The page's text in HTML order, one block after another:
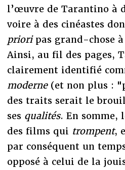
l’œuvre de Tarantino à
voire à des cinéastes
priori pas grand-chose
Ainsi, au fil des pages,
clairement identifié
moderne(et non plus :
des traits serait le
ses qualités. En somme,
des films qui trompent,
par conséquent un
opposé à celui de la